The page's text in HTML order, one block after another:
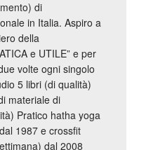
di
in Italia. Aspiro a
della
e UTILE” e per
volte ogni singolo
5 libri (di qualità)
materiale di
Pratico hatha yoga
1987 e crossfit
dal 2008